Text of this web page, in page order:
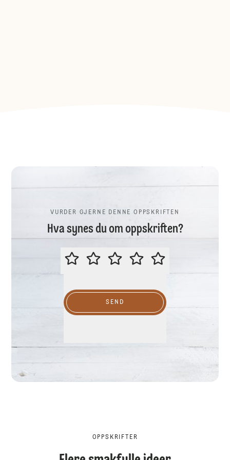
VURDER GJERNE DENNE OPPSKRIFTEN
Hva synes du om oppskriften?
VURDER GJERNE DENNE
SEND
OPPSKRIFTER